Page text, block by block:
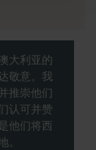
大利亚的
敬意。我
推崇他们
认可并赞
他们将西